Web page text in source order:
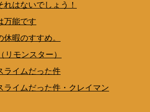
れはないでしょう！
万能です
暇のすすめ。
リモンスター）
ライムだった件
ライムだった件・クレイマン